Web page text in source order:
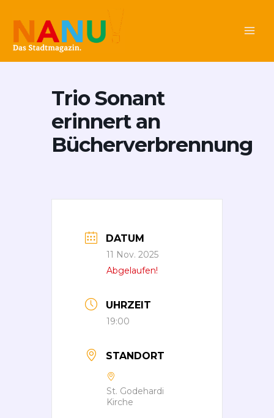
Inhalt
springen
Trio Sonant
erinnert an
Bücherverbrennung
DATUM
11 Nov. 2025
Abgelaufen!
UHRZEIT
19:00
STANDORT
St. Godehardi
Kirche